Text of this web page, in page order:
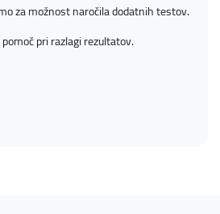
za možnost naročila dodatnih testov.
pri razlagi rezultatov.